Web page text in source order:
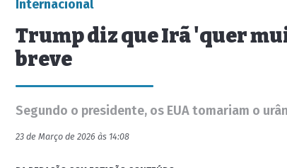
Internacional
Trump diz que Irã 'quer
breve
Segundo o presidente, os EUA tomariam o
23 de Março de 2026 às 14:08